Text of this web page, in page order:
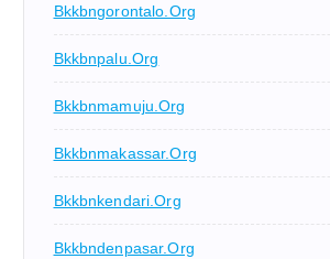
Bkkbngorontalo.org
Bkkbnpalu.org
Bkkbnmamuju.org
Bkkbnmakassar.org
Bkkbnkendari.org
Bkkbndenpasar.org